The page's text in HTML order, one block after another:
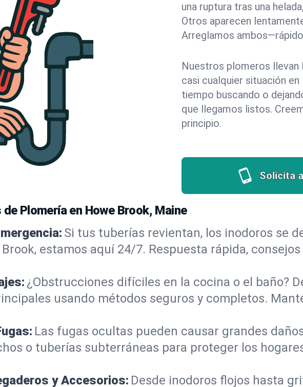
una ruptura tras una
Otros aparecen
Arreglamos
Nuestros plomeros llevan
casi cualquier situación
tiempo buscando o
que llegamos listos.
principio.
Solicita
Plomería en Howe Brook, Maine
Si tus tuberías revientan, los inodoros se
estamos aquí 24/7. Respuesta rápida,
¿Obstrucciones difíciles en la cocina o el baño?
usando métodos seguros y completos.
Las fugas ocultas pueden causar grandes
o tuberías subterráneas para proteger los
y Accesorios: Desde inodoros flojos hasta